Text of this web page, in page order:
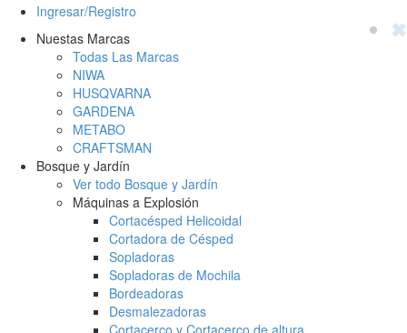
Ingresar/Registro
✖
Nuestas Marcas
Todas Las Marcas
NIWA
HUSQVARNA
GARDENA
METABO
CRAFTSMAN
Bosque y Jardín
Ver todo Bosque y Jardín
Máquinas a Explosión
Cortacésped Helicoidal
Cortadora de Césped
Sopladoras
Sopladoras de Mochila
Bordeadoras
Desmalezadoras
Cortacerco y Cortacerco de altura